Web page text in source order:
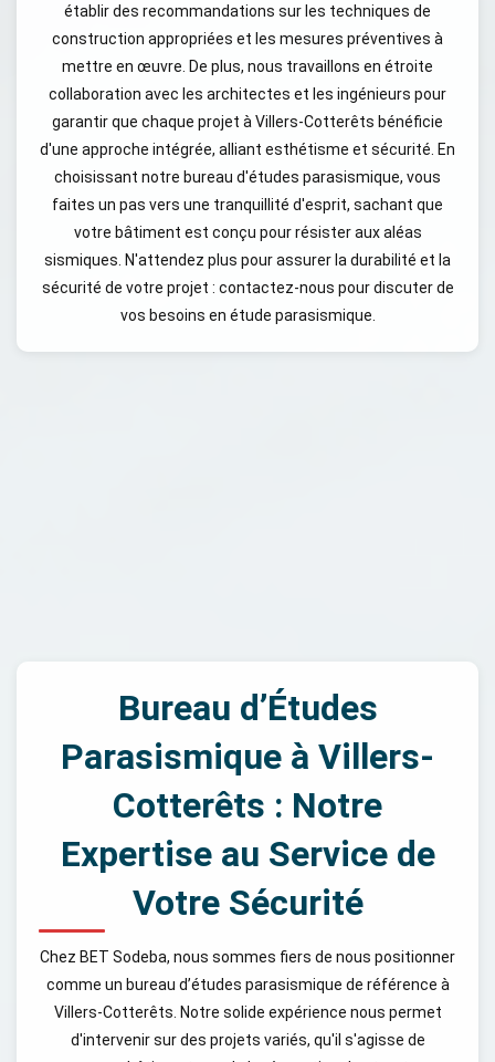
établir des recommandations sur les techniques de
construction appropriées et les mesures préventives à
mettre en œuvre. De plus, nous travaillons en étroite
collaboration avec les architectes et les ingénieurs pour
garantir que chaque projet à Villers-Cotterêts bénéficie
d'une approche intégrée, alliant esthétisme et sécurité. En
choisissant notre bureau d'études parasismique, vous
faites un pas vers une tranquillité d'esprit, sachant que
votre bâtiment est conçu pour résister aux aléas
sismiques. N'attendez plus pour assurer la durabilité et la
sécurité de votre projet : contactez-nous pour discuter de
vos besoins en étude parasismique.
Bureau d’Études
Parasismique à Villers-
Cotterêts : Notre
Expertise au Service de
Votre Sécurité
Chez BET Sodeba, nous sommes fiers de nous positionner
comme un bureau d’études parasismique de référence à
Villers-Cotterêts. Notre solide expérience nous permet
d'intervenir sur des projets variés, qu'il s'agisse de